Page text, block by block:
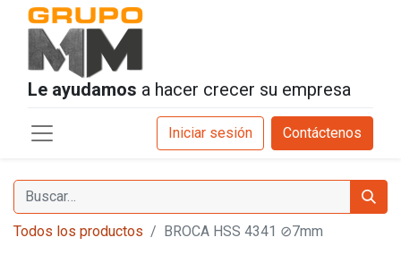
Le ayudamos a hacer crecer su empresa
Iniciar sesión Contáctenos
Todos los productos BROCA HSS 4341 ⊘7mm